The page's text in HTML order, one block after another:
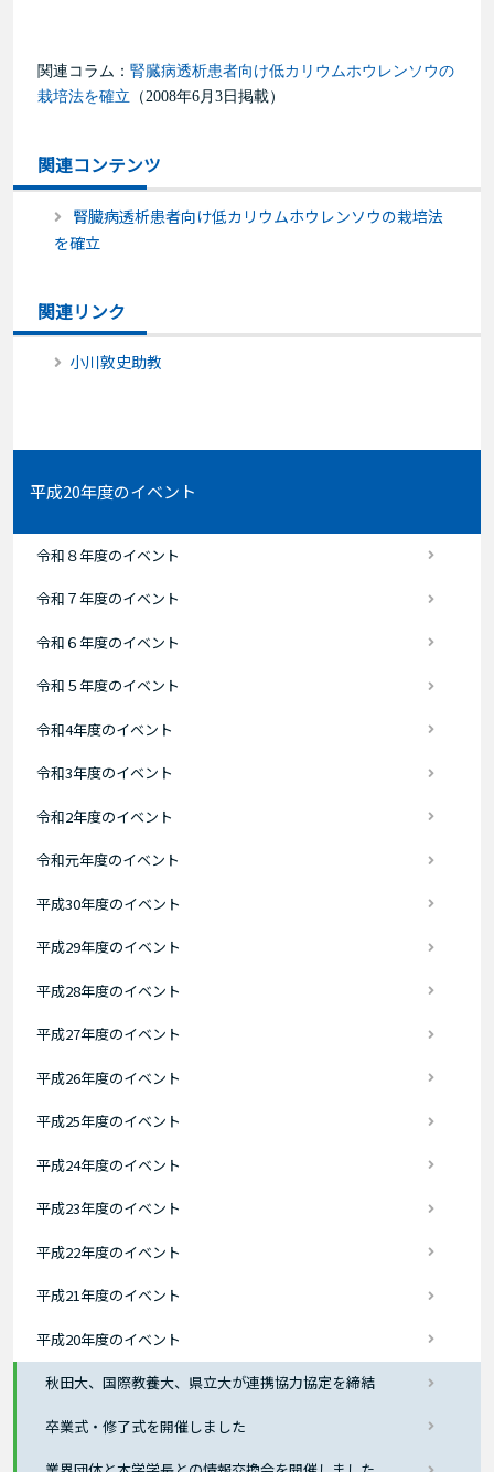
関連コラム： 腎臓病透析患者向け低カリウムホウレンソウの
栽培法を確立 （2008年6月3日掲載）
関連コンテンツ
腎臓病透析患者向け低カリウムホウレンソウの栽培法
を確立
関連リンク
小川敦史助教
平成20年度のイベント
令和８年度のイベント
令和７年度のイベント
令和６年度のイベント
令和５年度のイベント
令和4年度のイベント
令和3年度のイベント
令和2年度のイベント
令和元年度のイベント
平成30年度のイベント
平成29年度のイベント
平成28年度のイベント
平成27年度のイベント
平成26年度のイベント
平成25年度のイベント
平成24年度のイベント
平成23年度のイベント
平成22年度のイベント
平成21年度のイベント
平成20年度のイベント
秋田大、国際教養大、県立大が連携協力協定を締結
卒業式・修了式を開催しました